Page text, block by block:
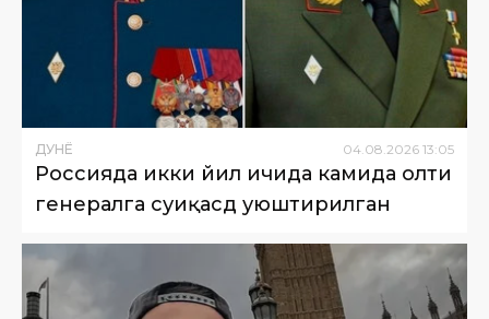
ДУНË 04 08 2026 13:05
Россияда икки йил ичида камида олти
генералга суиқасд уюштирилган